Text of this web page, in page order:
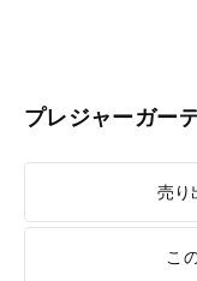
プレジャーガー
売り
こ